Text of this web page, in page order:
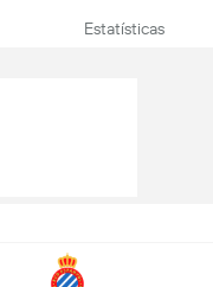
Estatísticas